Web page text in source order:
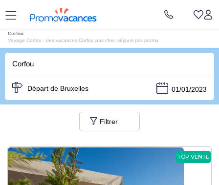
Corfou
Voyage Corfou : des vacances Corfou pas cher, séjours prix promo
Corfou
Départ de Bruxelles 01/01/2023
Filtrer
TOP VENTE